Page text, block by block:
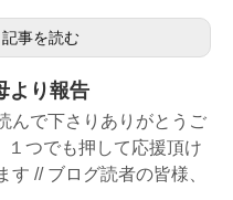
記事を読む
り報告
んで下さりありがとうご
でも押して応援頂け
す // ブログ読者の皆様、